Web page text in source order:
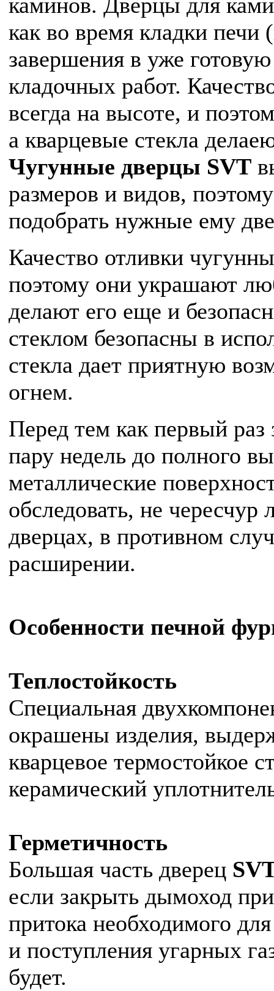
как во время кладки печи
завершения в уже
кладочных работ.
всегда на высоте, и
а кварцевые стекла
Чугунные дверцы SVT
размеров и видов,
подобрать нужные ему
Качество отливки
поэтому они украшают
делают его еще и
стеклом безопасны в
стекла дает приятную
огнем.
Перед тем как первый
пару недель до полного
металлические
обследовать, не чересчур
дверцах, в противном
расширении.
Особенности печной
Теплостойкость
Специальная
окрашены изделия,
кварцевое термостойкое
керамический
Герметичность
Большая часть дверец
если закрыть дымоход
притока необходимого
и поступления угарных
будет.